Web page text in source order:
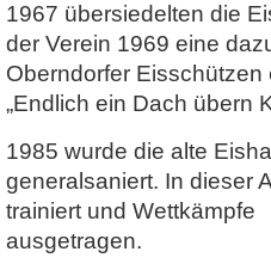
1967 übersiedelten die
der Verein 1969 eine
Oberndorfer
„Endlich ein Dach übern
1985 wurde die alte
generalsaniert. In dieser
trainiert und Wettkämpfe
ausgetragen.